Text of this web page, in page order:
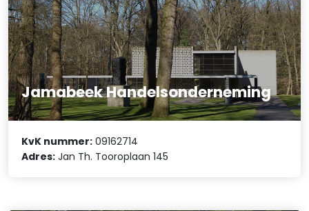
Jamabeek Handelsonderneming
KvK nummer: 09162714
Adres: Jan Th. Tooroplaan 145